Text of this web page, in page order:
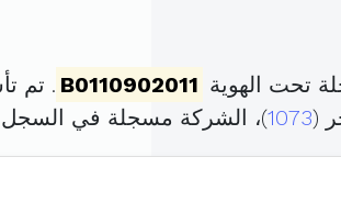
تحت الهوية B0110902011 . تم تأسيسها في
1073)، الشركة مسجلة في